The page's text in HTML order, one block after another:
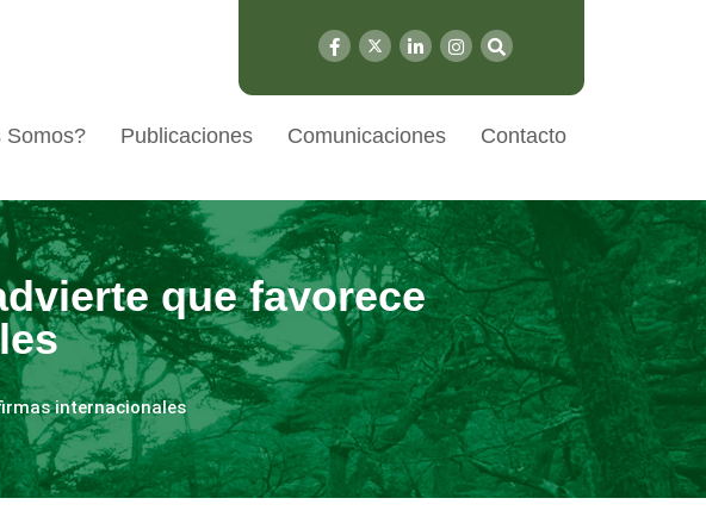
Somos? Publicaciones Comunicaciones Contacto
que favorece
internacionales